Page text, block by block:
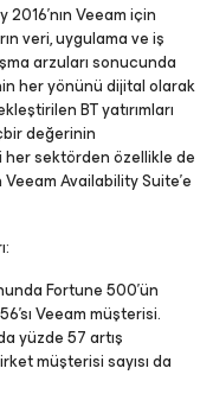
2016’nın Veeam için
veri, uygulama ve iş
arzuları sonucunda
her yönünü dijital olarak
BT yatırımları
değerinin
her sektörden özellikle de
Availability Suite’e
Fortune 500’ün
Veeam müşterisi.
yüzde 57 artış
müşterisi sayısı da